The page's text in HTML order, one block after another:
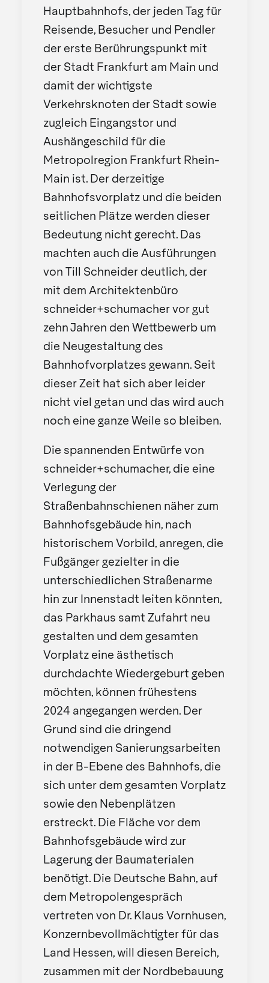
Hauptbahnhofs, der jeden Tag für
Reisende, Besucher und Pendler
der erste Berührungspunkt mit
der Stadt Frankfurt am Main und
damit der wichtigste
Verkehrsknoten der Stadt sowie
zugleich Eingangstor und
Aushängeschild für die
Metropolregion Frankfurt Rhein-
Main ist. Der derzeitige
Bahnhofsvorplatz und die beiden
seitlichen Plätze werden dieser
Bedeutung nicht gerecht. Das
machten auch die Ausführungen
von Till Schneider deutlich, der
mit dem Architektenbüro
schneider+schumacher vor gut
zehn Jahren den Wettbewerb um
die Neugestaltung des
Bahnhofvorplatzes gewann. Seit
dieser Zeit hat sich aber leider
nicht viel getan und das wird auch
noch eine ganze Weile so bleiben.
Die spannenden Entwürfe von
schneider+schumacher, die eine
Verlegung der
Straßenbahnschienen näher zum
Bahnhofsgebäude hin, nach
historischem Vorbild, anregen, die
Fußgänger gezielter in die
unterschiedlichen Straßenarme
hin zur Innenstadt leiten könnten,
das Parkhaus samt Zufahrt neu
gestalten und dem gesamten
Vorplatz eine ästhetisch
durchdachte Wiedergeburt geben
möchten, können frühestens
2024 angegangen werden. Der
Grund sind die dringend
notwendigen Sanierungsarbeiten
in der B-Ebene des Bahnhofs, die
sich unter dem gesamten Vorplatz
sowie den Nebenplätzen
erstreckt. Die Fläche vor dem
Bahnhofsgebäude wird zur
Lagerung der Baumaterialen
benötigt. Die Deutsche Bahn, auf
dem Metropolengespräch
vertreten von Dr. Klaus Vornhusen,
Konzernbevollmächtigter für das
Land Hessen, will diesen Bereich,
zusammen mit der Nordbebauung